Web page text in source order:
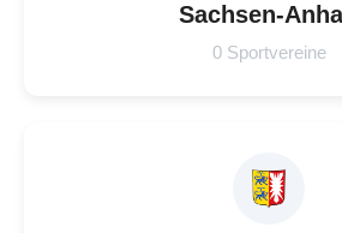
Sachsen-
0 Sportvereine